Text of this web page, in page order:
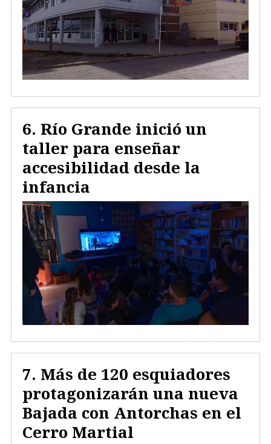
Río Grande inició un
taller para enseñar
accesibilidad desde la
infancia
Más de 120 esquiadores
protagonizarán una nueva
Bajada con Antorchas en el
Cerro Martial